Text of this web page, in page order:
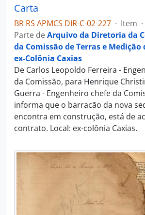
Carta
BR RS APMCS DIR-C-02-227 · Item ·
Parte deArquivo da Diretoria da
da Comissão de Terras e Medição
ex-Colônia Caxias
De Carlos Leopoldo Ferreira -
da Comissão, para Henrique
Guerra - Engenheiro chefe da
informa que o barracão da nova
encontra em construção, está de
contrato. Local: ex-colônia Caxias.